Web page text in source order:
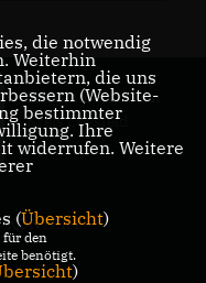
Ihr Landrat für den
Kreis Coesfeld
KONTAKT
die notwendig
Weiterhin
die uns
(Website-
bestimmter
Ihre
widerrufen. Weitere
(Übersicht)
für den
benötigt.
)